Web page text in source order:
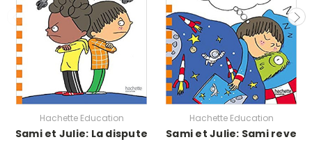
Hachette Education
Sami et Julie: La dispute
Hachette Education
Sami et Julie: Sami reve